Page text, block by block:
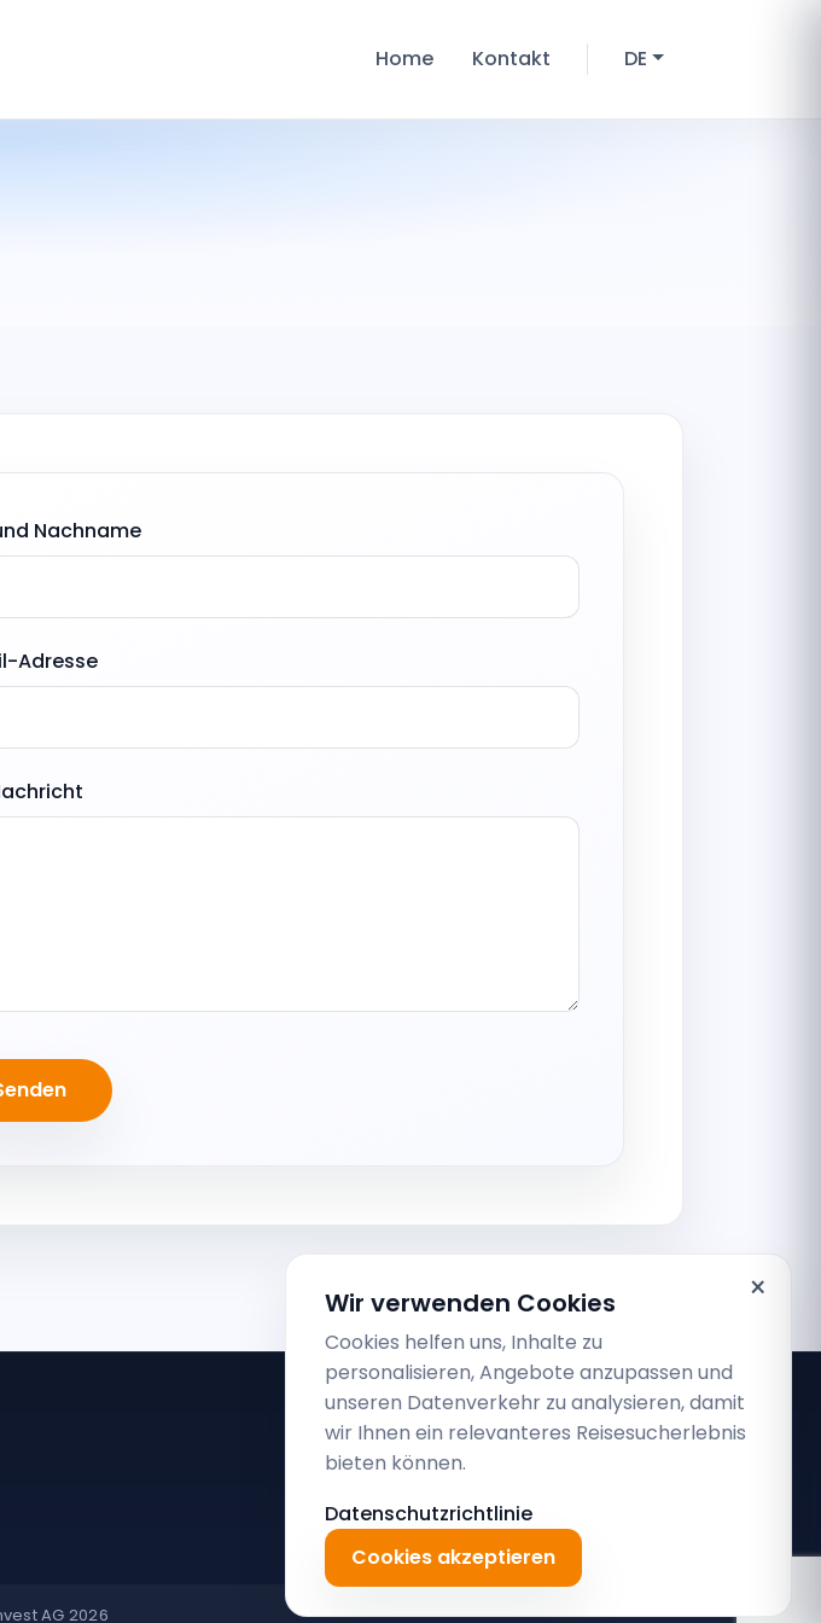
Home Kontakt DE
Nachname
Adresse
×
Wir verwenden Cookies
Cookies helfen uns, Inhalte zu
personalisieren, Angebote anzupassen und
unseren Datenverkehr zu analysieren, damit
wir Ihnen ein relevanteres Reisesucherlebnis
bieten können.
Datenschutzrichtlinie
Cookies akzeptieren
AG 2026